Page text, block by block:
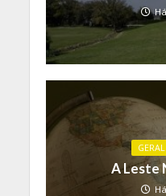
GERAL
A Leste